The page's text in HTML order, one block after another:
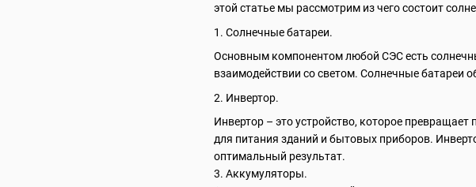
этой статье мы рассмотрим из чего состоит
1. Солнечные батареи.
Основным компонентом любой СЭС есть
взаимодействии со светом. Солнечные батареи
2. Инвертор.
Инвертор – это устройство, которое
для питания зданий и бытовых приборов.
оптимальный результат.
3. Аккумуляторы.